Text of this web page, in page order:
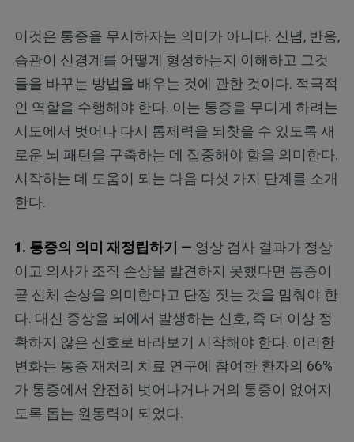
이것은 통증을 무시하자는 의미가 아니다. 신념, 반응,
습관이 신경계를 어떻게 형성하는지 이해하고 그것
들을 바꾸는 방법을 배우는 것에 관한 것이다. 적극적
인 역할을 수행해야 한다. 이는 통증을 무디게 하려는
시도에서 벗어나 다시 통제력을 되찾을 수 있도록 새
로운 뇌 패턴을 구축하는 데 집중해야 함을 의미한다.
시작하는 데 도움이 되는 다음 다섯 가지 단계를 소개
한다.
1. 통증의 의미 재정립하기 — 영상 검사 결과가 정상
이고 의사가 조직 손상을 발견하지 못했다면 통증이
곧 신체 손상을 의미한다고 단정 짓는 것을 멈춰야 한
다. 대신 증상을 뇌에서 발생하는 신호, 즉 더 이상 정
확하지 않은 신호로 바라보기 시작해야 한다. 이러한
변화는 통증 재처리 치료 연구에 참여한 환자의 66%
가 통증에서 완전히 벗어나거나 거의 통증이 없어지
도록 돕는 원동력이 되었다.